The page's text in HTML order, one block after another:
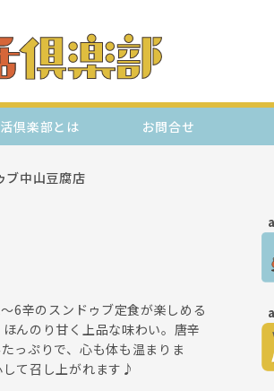
倶楽部とは お問合せ
ブ中山豆腐店
6辛のスンドゥブ定食が楽しめる
んのり甘く上品な味わい。唐辛
っぷりで、心も体も温まりま
て召し上がれます♪